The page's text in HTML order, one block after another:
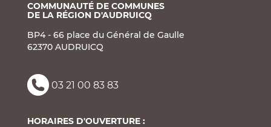
COMMUNAUTÉ DE COMMUNES
DE LA RÉGION D'AUDRUICQ
BP4 - 66 place du Général de Gaulle
62370 AUDRUICQ
03 21 00 83 83
HORAIRES D'OUVERTURE :